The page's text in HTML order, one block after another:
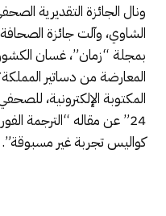
ونال الجائزة التقديرية
الشاوي، وآلت جائزة
بمجلة “زمان”، غسان
المعارضة من دساتير
المكتوبة الإلكترونية،
24” عن مقاله “الترجمة
كواليس تجربة غير مسبوقة”.